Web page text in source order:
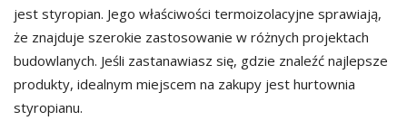
jest styropian. Jego właściwości termoizolacyjne sprawiają,
że znajduje szerokie zastosowanie w różnych projektach
budowlanych. Jeśli zastanawiasz się, gdzie znaleźć najlepsze
produkty, idealnym miejscem na zakupy jest hurtownia
styropianu.